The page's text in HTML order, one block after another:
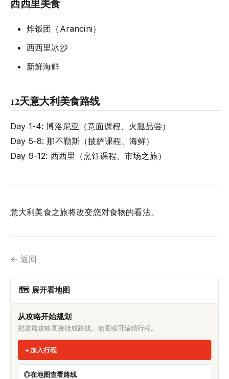
西西里美食
炸饭团（Arancini）
西西里冰沙
新鲜海鲜
12天意大利美食路线
Day 1-4: 博洛尼亚（意面课程、火腿品尝）
Day 5-8: 那不勒斯（披萨课程、海鲜）
Day 9-12: 西西里（烹饪课程、市场之旅）
意大利美食之旅将改变您对食物的看法。
← 返回
🗺 展开看地图
从攻略开始规划
把这篇攻略直接转成路线、地图或可编辑行程。
加入行程
在地图查看路线